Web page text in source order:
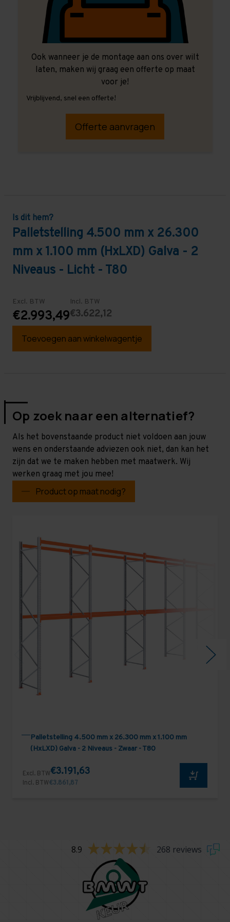
Ook wanneer je de montage aan ons over wilt
laten, maken wij graag een offerte op maat
voor je!
Vrijblijvend, snel een offerte!
Offerte aanvragen
Is dit hem?
Palletstelling 4.500 mm x 26.300
mm x 1.100 mm (HxLXD) Galva - 2
Niveaus - Licht - T80
Excl. BTW
€2.993,49
Incl. BTW
€3.622,12
Toevoegen aan winkelwagentje
Op zoek naar een alternatief?
Als het bovenstaande product niet voldoen aan jouw
wens en onderstaande adviezen ook niet, dan kan het
zijn dat we te maken hebben met maatwerk. Wij
werken graag met jou mee!
Product op maat nodig?
Palletstelling 4.500 mm x 26.300 mm x 1.100 mm
(HxLXD) Galva - 2 Niveaus - Zwaar - T80
Excl. BTW€3.191,63
Incl. BTW€3.861,87
8.9 268 reviews